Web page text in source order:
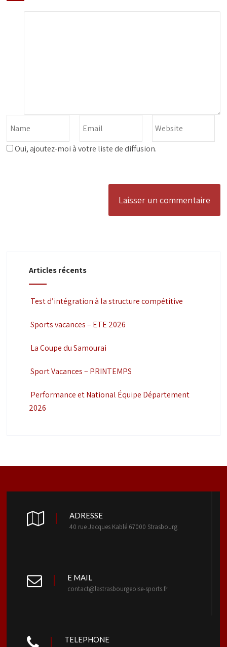
Oui, ajoutez-moi à votre liste de diffusion.
Articles récents
Test d’intégration à la structure compétitive
Sports vacances – ETE 2026
La Coupe du Samourai
Sport Vacances – PRINTEMPS
Performance et National Équipe Département
2026
ADRESSE
40 rue Jacques Kablé 67000 Strasbourg
E MAIL
contact@lastrasbourgeoise-sports.fr
TELEPHONE